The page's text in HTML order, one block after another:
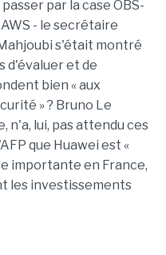
par la case OBS-
- le secrétaire
s'était montré
d'évaluer et de
bien « aux
» ? Bruno Le
n'a, lui, pas attendu ces
que Huawei est «
importante en France,
les investissements